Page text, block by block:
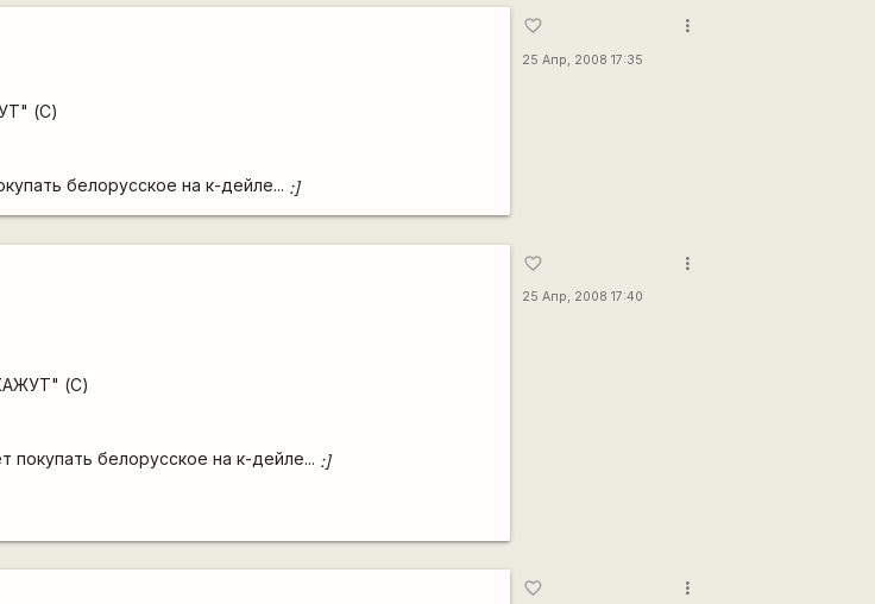
(С)
белорусское на к-дейле... :]
favorite_border
25 Апр, 2008 17:35
more_vert
(С)
покупать белорусское на к-дейле... :]
favorite_border
25 Апр, 2008 17:40
more_vert
favorite_border more_vert